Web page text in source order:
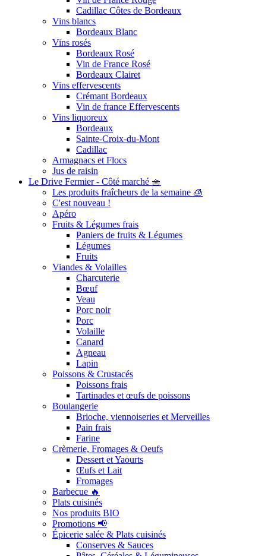
Cadillac Côtes de Bordeaux
Vins blancs
Bordeaux Blanc
Vins rosés
Bordeaux Rosé
Vin de France Rosé
Bordeaux Clairet
Vins effervescents
Crémant Bordeaux
Vin de france Effervescents
Vins liquoreux
Bordeaux
Sainte-Croix-du-Mont
Cadillac
Armagnacs et Flocs
Jus de raisin
Le Drive Fermier - Côté marché 🧺
Les produits fraîcheurs de la semaine 🧊
C'est nouveau !
Apéro
Fruits & Légumes frais
Paniers de fruits & Légumes
Légumes
Fruits
Viandes & Volailles
Charcuterie
Bœuf
Veau
Porc noir
Porc
Volaille
Canard
Agneau
Lapin
Poissons & Crustacés
Poissons frais
Tartinades et œufs de poissons
Boulangerie
Brioche, viennoiseries et Merveilles
Pain frais
Farine
Crèmerie, Fromages & Oeufs
Dessert et Yaourts
Œufs et Lait
Fromages
Barbecue 🔥
Plats cuisinés
Nos produits BIO
Promotions 📢
Épicerie salée & Plats cuisinés
Conserves & Sauces